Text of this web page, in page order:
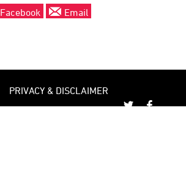
Facebook Email
PRIVACY & DISCLAIMER